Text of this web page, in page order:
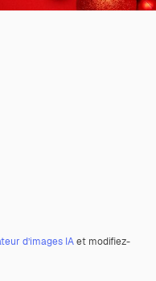
d’images IAet modifiez-